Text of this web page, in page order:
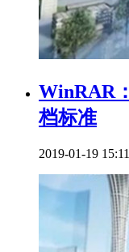
WinRAR
档标准
2019-01-19